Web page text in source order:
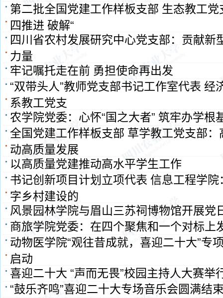
第二批全国党建工作样板支部 生态教工
四推进 破解“
四川省农村发展研究中心党支部：贡献新
力量
牢记嘱托走在前 勇担使命再出发
“双带头人”教师党支部书记工作室代表 经
系教工党支
农学院党委：心怀“国之大者” 筑牢办学根
全国党建工作样板支部 草学教工党支部
动高质量发展
以高质量党建推动高水平学生工作
书记创新项目计划立项代表 信息工程学
字乡村建设的
风景园林学院与眉山三苏祠博物馆开展党
商旅学院党委：在四个聚焦和一个对标上
动物医学院“观往昔成就，喜迎二十大”专
启动
喜迎二十大 “声而无畏”校园主持人大赛举
“鼓乐齐鸣”喜迎二十大专场音乐会圆满结